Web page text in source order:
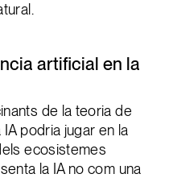
artificial en la
de la teoria de
podria jugar en la
ecosistemes
la IA no com una